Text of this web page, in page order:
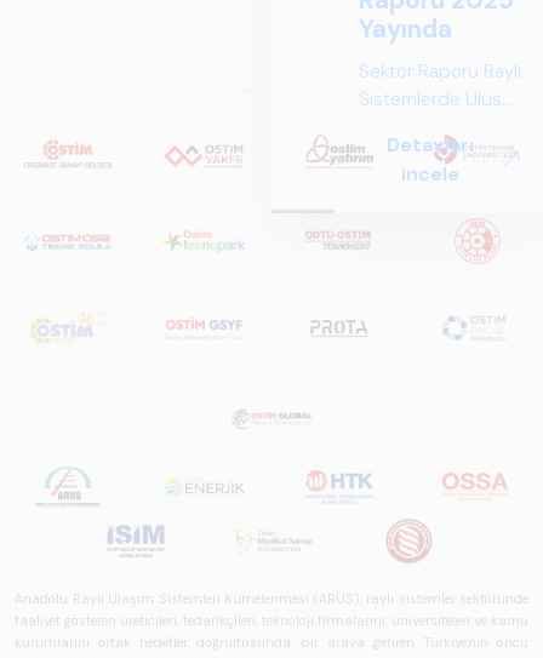
Yayında
Sektör Raporu Raylı
Sistemlerde Ulusal
Perspektif ARUS
tarafından
Sistemlerde Ulusal
Raporu 2025",
ekosistem yapısı
ve gelecek
perspektifi
biçimde ele alan
bir referans
Detayları
incele
Anadolu Raylı Ulaşım Sistemleri Kümelenmesi (ARUS), raylı sistemler sektöründe
faaliyet gösteren üreticileri, tedarikçileri, teknoloji firmalarını, üniversiteleri ve kamu
kurumlarını ortak hedefler doğrultusunda bir araya getiren Türkiye'nin öncü